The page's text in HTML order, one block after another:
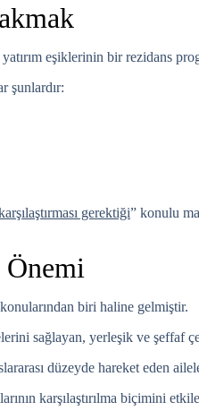
eşiklerinin bir rezidans
şunlardır:
gerektiği” konulu
biri haline gelmiştir.
sağlayan, yerleşik ve şeffaf
düzeyde hareket eden
karşılaştırılma biçimini